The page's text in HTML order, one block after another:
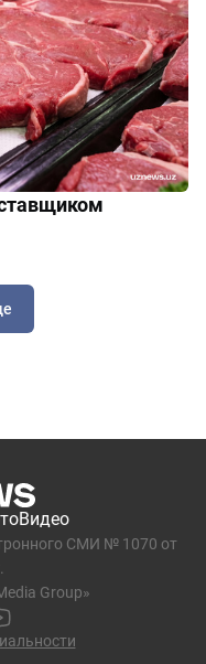
Видео
СМИ № 1070 от
Group»